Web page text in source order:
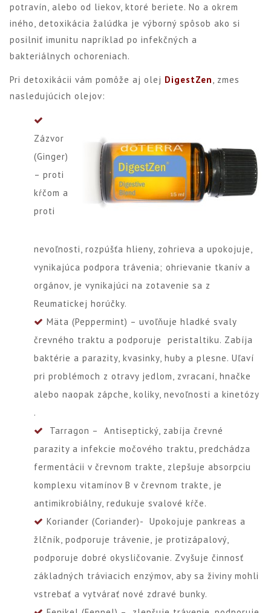
potravín, alebo od liekov, ktoré beriete. No a okrem
iného, detoxikácia žalúdka je výborný spôsob ako si
posilniť imunitu napríklad po infekčných a
bakteriálnych ochoreniach.
Pri detoxikácii vám pomôže aj olej DigestZen, zmes
nasledujúcich olejov:
Zázvor
(Ginger)
– proti
kŕčom a
proti
nevoľnosti, rozpúšťa hlieny, zohrieva a upokojuje,
vynikajúca podpora trávenia; ohrievanie tkanív a
orgánov, je vynikajúci na zotavenie sa z
Reumatickej horúčky.
Mäta (Peppermint) – uvoľňuje hladké svaly
črevného traktu a podporuje peristaltiku. Zabíja
baktérie a parazity, kvasinky, huby a plesne. Uľaví
pri problémoch z otravy jedlom, zvracaní, hnačke
alebo naopak zápche, koliky, nevoľnosti a kinetózy
.
Tarragon – Antiseptický, zabíja črevné
parazity a infekcie močového traktu, predchádza
fermentácii v črevnom trakte, zlepšuje absorpciu
komplexu vitamínov B v črevnom trakte, je
antimikrobiálny, redukuje svalové kŕče.
Koriander (Coriander)- Upokojuje pankreas a
žlčník, podporuje trávenie, je protizápalový,
podporuje dobré okysličovanie. Zvyšuje činnosť
základných tráviacich enzýmov, aby sa živiny mohli
vstrebať a vytvárať nové zdravé bunky.